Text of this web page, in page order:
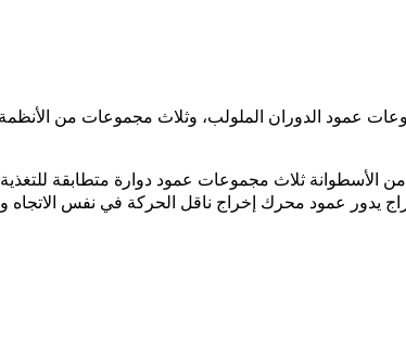
الدوران الملولب، وثلاث مجموعات من الأنظمة
ثلاث مجموعات عمود دوارة متطابقة للتغذية
يدور عمود محرك إخراج ناقل الحركة في نفس